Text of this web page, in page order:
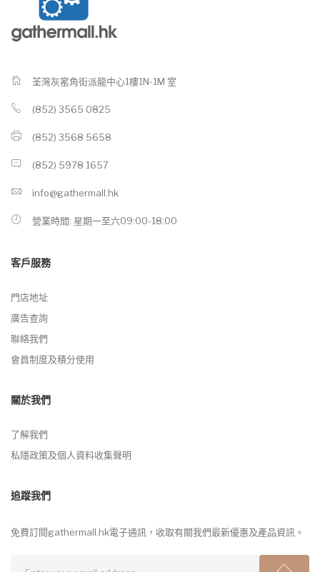
荃灣灰窰角街派龍中心1樓1N-1M 室
(852) 3565 0825
(852) 3568 5658
(852) 5978 1657
info@gathermall.hk
營業時間: 星期一至六09:00-18:00
客戶服務
門店地址
廣告查詢
聯絡我們
會員制度及積分使用
關於我們
了解我們
私隱政策及個人資料收集聲明
追蹤我們
免費訂閱gathermall.hk電子通訊，收取有關我們最新優惠及產品資訊。